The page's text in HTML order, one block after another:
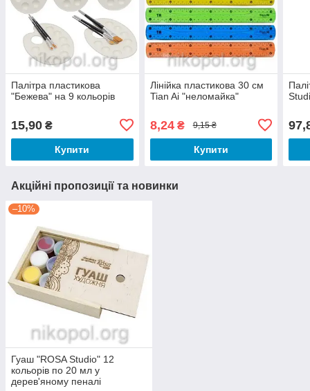
Палітра пластикова
"Бежева" на 9 кольорів
15,90 ₴
Купити
Лінійка пластикова 30 см
Tian Ai "неломайка"
8,24₴ 9,15 ₴
Купити
Акційні пропозиції та новинки
–10%
Гуаш "ROSA Studio" 12
кольорів по 20 мл у
дерев'яному пеналі